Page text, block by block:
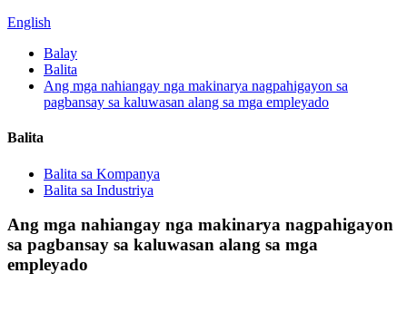
English
Balay
Balita
Ang mga nahiangay nga makinarya nagpahigayon sa
pagbansay sa kaluwasan alang sa mga empleyado
Balita
Balita sa Kompanya
Balita sa Industriya
Ang mga nahiangay nga makinarya nagpahigayon
sa pagbansay sa kaluwasan alang sa mga
empleyado